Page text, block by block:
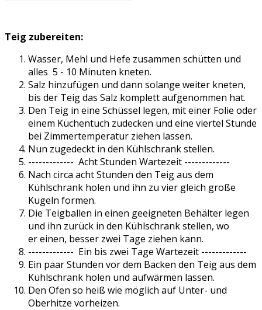
Teig zubereiten:
Wasser, Mehl und Hefe zusammen schütten und
alles 5 - 10 Minuten kneten.
Salz hinzufügen und dann solange weiter kneten,
bis der Teig das Salz komplett aufgenommen hat.
Den Teig in eine Schüssel legen, mit einer Folie oder
einem Küchentuch zudecken und eine viertel Stunde
bei Zimmertemperatur ziehen lassen.
Nun zugedeckt in den Kühlschrank stellen.
------------- Acht Stunden Wartezeit -------------
Nach circa acht Stunden den Teig aus dem
Kühlschrank holen und ihn zu vier gleich große
Kugeln formen.
Die Teigballen in einen geeigneten Behälter legen
und ihn zurück in den Kühlschrank stellen, wo
er einen, besser zwei Tage ziehen kann.
------------- Ein bis zwei Tage Wartezeit -------------
Ein paar Stunden vor dem Backen den Teig aus dem
Kühlschrank holen und aufwärmen lassen.
Den Ofen so heiß wie möglich auf Unter- und
Oberhitze vorheizen.